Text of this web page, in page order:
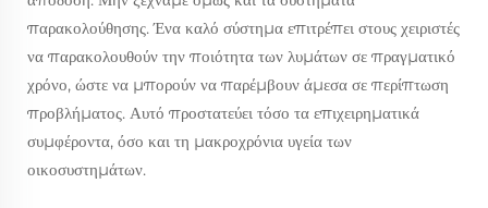
παρακολούθησης. Ένα καλό σύστημα επιτρέπει στους χειριστές
να παρακολουθούν την ποιότητα των λυμάτων σε πραγματικό
χρόνο, ώστε να μπορούν να παρέμβουν άμεσα σε περίπτωση
προβλήματος. Αυτό προστατεύει τόσο τα επιχειρηματικά
συμφέροντα, όσο και τη μακροχρόνια υγεία των
οικοσυστημάτων.